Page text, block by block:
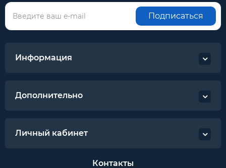
Подписаться
Информация
Дополнительно
Личный кабинет
Контакты